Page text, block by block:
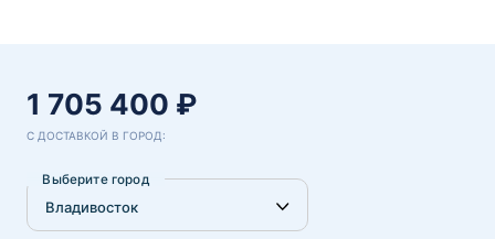
1 705 400 ₽
С ДОСТАВКОЙ В ГОРОД:
Выберите город